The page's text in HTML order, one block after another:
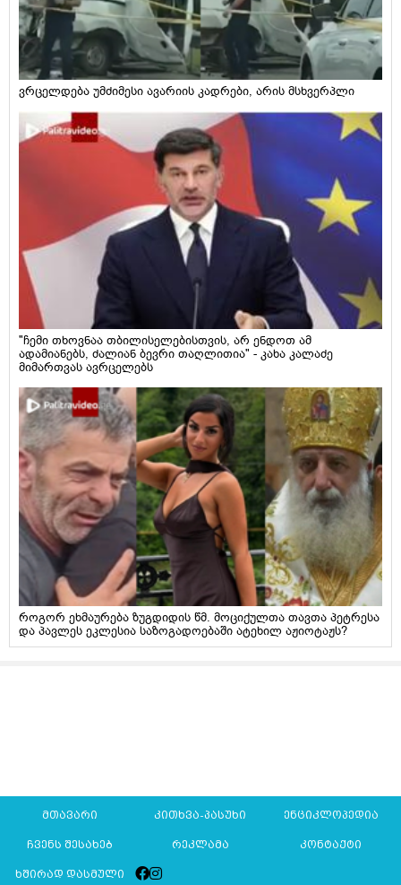
ვრცელდება უმძიმესი ავარიის კადრები, არის მსხვერპლი
"ჩემი თხოვნაა თბილისელებისთვის, არ ენდოთ ამ
ადამიანებს, ძალიან ბევრი თაღლითია" - კახა კალაძე
მიმართვას ავრცელებს
როგორ ეხმაურება ზუგდიდის წმ. მოციქულთა თავთა პეტრესა
და პავლეს ეკლესია საზოგადოებაში ატეხილ აჟიოტაჟს?
მთავარი კითხვა-პასუხი ენციკლოპედია
ჩვენს შესახებ რეკლამა კონტაქტი
ხშირად დასმული